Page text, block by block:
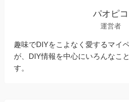
パオピコ
運営者
趣味でDIYをこよなく愛するマイ
が、DIY情報を中心にいろんなこ
す。